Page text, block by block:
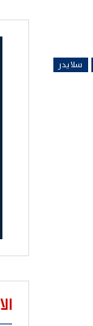
سلايدر